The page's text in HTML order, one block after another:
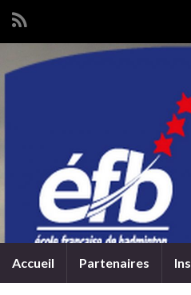
Accueil Partenaires